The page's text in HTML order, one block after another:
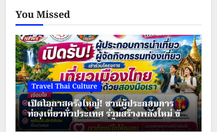
ท่องเที่ยวแห่งประเทศไทย ได้เป็น
ตัวแทนเข้าร่วมรับรางวัล Best
Display…
You Missed
Travel Thai Culture
เปิดโอกาสครั้งใหญ่! ชวนผู้ประกอบการ
ท่องเที่ยวทั่วประเทศ ร่วมสร้างพลังใหม่ ขับ
เคลื่อนเศรษฐกิจชุมชนไทย